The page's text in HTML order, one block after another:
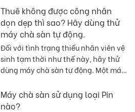
khi vệ sinh 5S. Nếu bạn dùng chổi
trực tiếp, nó sẽ bị bám bụi. Không
sạch sẽ khi sử dụng cây lau sàn
thông thường trong các vết xe nâng
trên mặt đất đầy bụi. Dưới đây là
một số thiết bị vệ sinh kho
Thuê không được công nhân
dọn dẹp thì sao? Hãy dùng thử
máy chà sàn tự động.
Đối với tình trạng thiếu nhân viên vệ
sinh tạm thời như thế này, hãy thử
dùng máy chà sàn tự động. Một máy
Máy chà sàn sử dụng loại Pin
nào?